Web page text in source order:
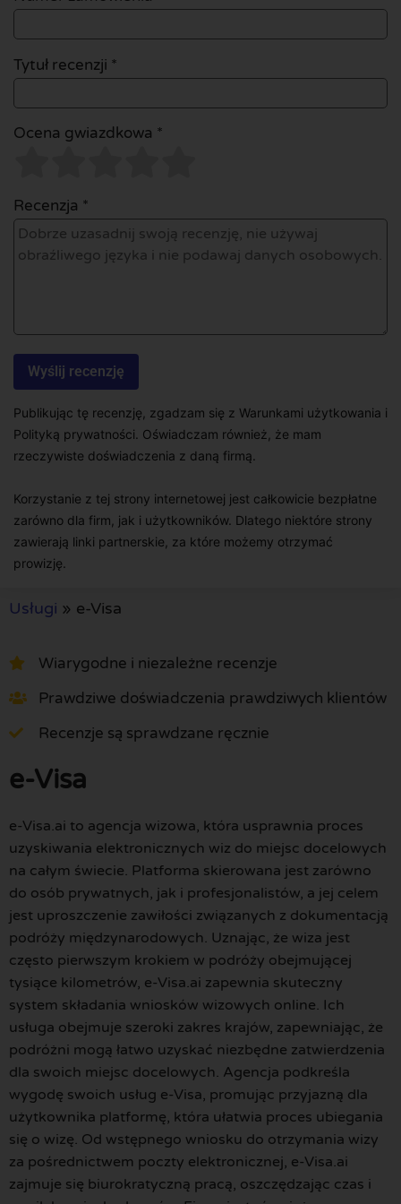
Tytuł recenzji *
Ocena gwiazdkowa *
Recenzja *
Publikując tę recenzję, zgadzam się z Warunkami użytkowania i
Polityką prywatności. Oświadczam również, że mam
rzeczywiste doświadczenia z daną firmą.
Korzystanie z tej strony internetowej jest całkowicie bezpłatne
zarówno dla firm, jak i użytkowników. Dlatego niektóre strony
zawierają linki partnerskie, za które możemy otrzymać
prowizję.
Usługi » e-Visa
Wiarygodne i niezależne recenzje
Prawdziwe doświadczenia prawdziwych klientów
Recenzje są sprawdzane ręcznie
e-Visa
e-Visa.ai to agencja wizowa, która usprawnia proces
uzyskiwania elektronicznych wiz do miejsc docelowych
na całym świecie. Platforma skierowana jest zarówno
do osób prywatnych, jak i profesjonalistów, a jej celem
jest uproszczenie zawiłości związanych z dokumentacją
podróży międzynarodowych. Uznając, że wiza jest
często pierwszym krokiem w podróży obejmującej
tysiące kilometrów, e-Visa.ai zapewnia skuteczny
system składania wniosków wizowych online. Ich
usługa obejmuje szeroki zakres krajów, zapewniając, że
podróżni mogą łatwo uzyskać niezbędne zatwierdzenia
dla swoich miejsc docelowych. Agencja podkreśla
wygodę swoich usług e-Visa, promując przyjazną dla
użytkownika platformę, która ułatwia proces ubiegania
się o wizę. Od wstępnego wniosku do otrzymania wizy
za pośrednictwem poczty elektronicznej, e-Visa.ai
zajmuje się biurokratyczną pracą, oszczędzając czas i